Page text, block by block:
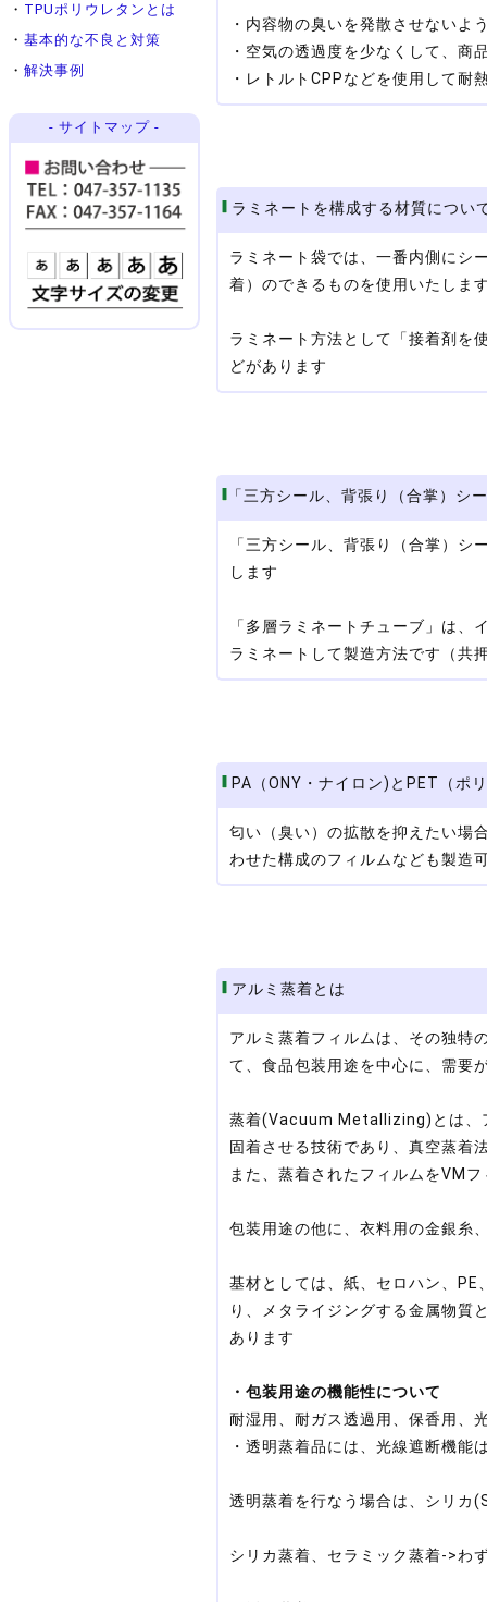
・ TPUポリウレタンとは
・ 基本的な不良と対策
・ 解決事例
- サイトマップ -
・内容物の臭いを発散させないよ
・空気の透過度を少なくして、商
・レトルトCPPなどを使用して耐
ラミネートを構成する材質につい
ラミネート袋では、一番内側にシ
着）のできるものを使用いたしま
ラミネート方法として「接着剤を
どがあります
「三方シール、背張り（合掌）シ
「三方シール、背張り（合掌）
します
「多層ラミネートチューブ」は
ラミネートして製造方法です（共
PA（ONY・ナイロン)とPET（ポ
匂い（臭い）の拡散を抑えたい場
わせた構成のフィルムなども製造
アルミ蒸着とは
アルミ蒸着フィルムは、その独特
て、食品包装用途を中心に、需要
蒸着(Vacuum Metallizing)とは、
固着させる技術であり、真空蒸着
また、蒸着されたフィルムをVM
包装用途の他に、衣料用の金銀糸
基材としては、紙、セロハン、PE
り、メタライジングする金属物
あります
・包装用途の機能性について
耐湿用、耐ガス透過用、保香用、
・透明蒸着品には、光線遮断機能
透明蒸着を行なう場合は、シリカ
シリカ蒸着、セラミック蒸着->わ